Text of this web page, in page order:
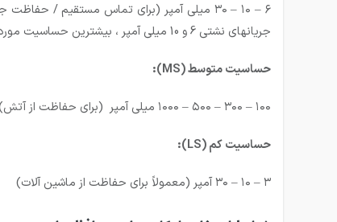
جریانهای نشتی 6 و 10 میلی آمپر ، بیشترین حساسیت مورد استفاده 30 میلی آمپر است.
حساسیت متوسط (MS):
۱۰۰ – ۳۰۰ – ۵۰۰ – ۱۰۰۰ میلی آمپر (برای حفاظت از آتش):حفاظت تجهیزات در مقابل خطر آتش سوزی – معمولا” 300 میلی آمپر در نظر گرفته شده می‌شود.
حساسیت کم (LS):
۳ – ۱۰ – ۳۰ آمپر (معمولاً برای حفاظت از ماشین آلات)